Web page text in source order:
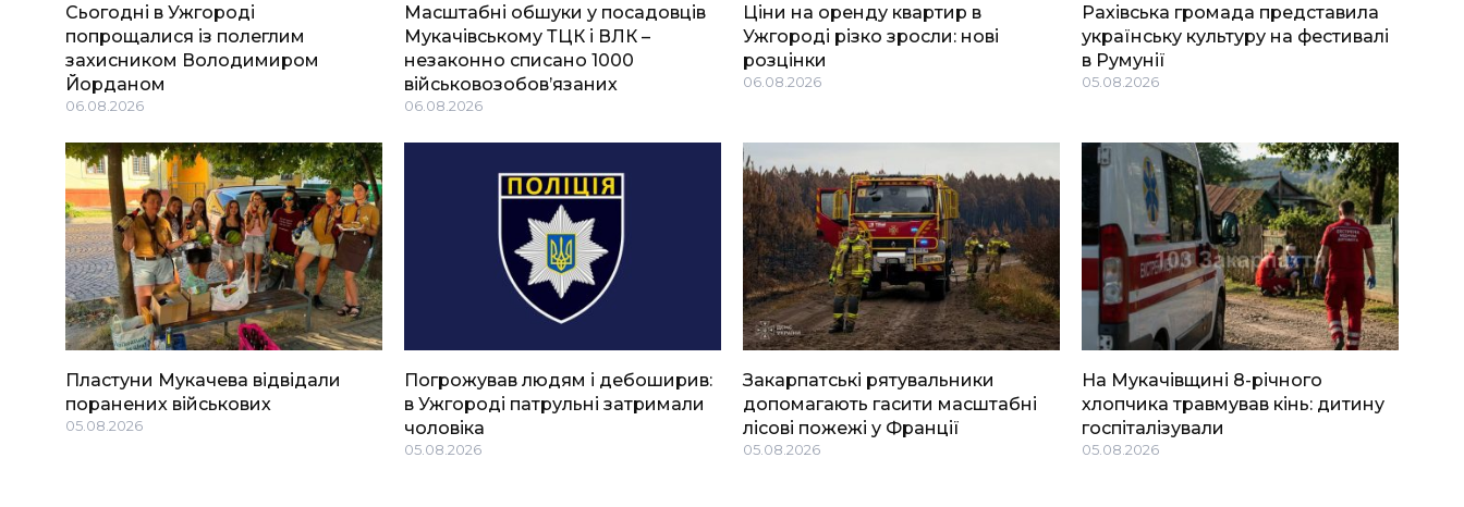
Сьогодні в Ужгороді
попрощалися із полеглим
захисником Володимиром
Йорданом
06.08.2026
Масштабні обшуки у посадовців
Мукачівському ТЦК і ВЛК –
незаконно списано 1000
військовозобов’язаних
06.08.2026
Ціни на оренду квартир в
Ужгороді різко зросли: нові
розцінки
06.08.2026
Рахівська громада представила
українську культуру на фестивалі
в Румунії
05.08.2026
Пластуни Мукачева відвідали
поранених військових
05.08.2026
Погрожував людям і дебоширив:
в Ужгороді патрульні затримали
чоловіка
05.08.2026
Закарпатські рятувальники
допомагають гасити масштабні
лісові пожежі у Франції
05.08.2026
На Мукачівщині 8-річного
хлопчика травмував кінь: дитину
госпіталізували
05.08.2026